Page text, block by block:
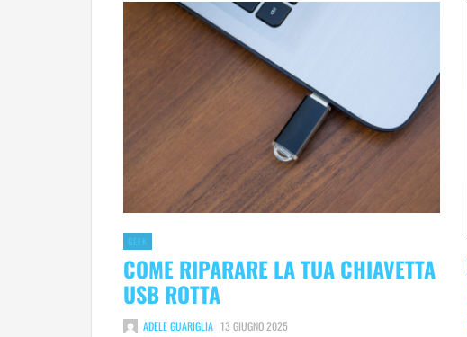
GEEK
COME RIPARARE LA TUA CHIAVETTA
USB ROTTA
ADELE GUARIGLIA 13 GIUGNO 2025